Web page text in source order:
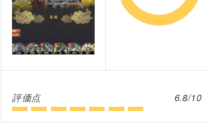
評価点 6.8/10